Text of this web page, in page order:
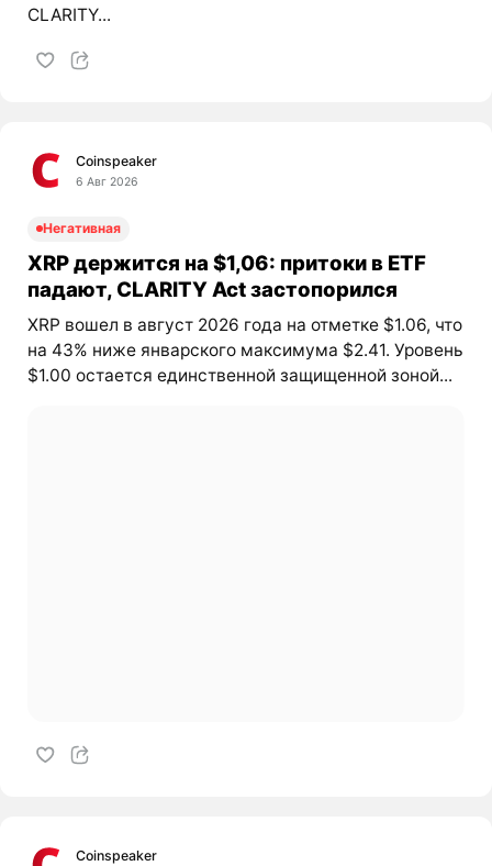
CLARITY...
Coinspeaker
6 Авг 2026
Негативная
XRP держится на $1,06: притоки в ETF
падают, CLARITY Act застопорился
XRP вошел в август 2026 года на отметке $1.06, что
на 43% ниже январского максимума $2.41. Уровень
$1.00 остается единственной защищенной зоной...
Coinspeaker